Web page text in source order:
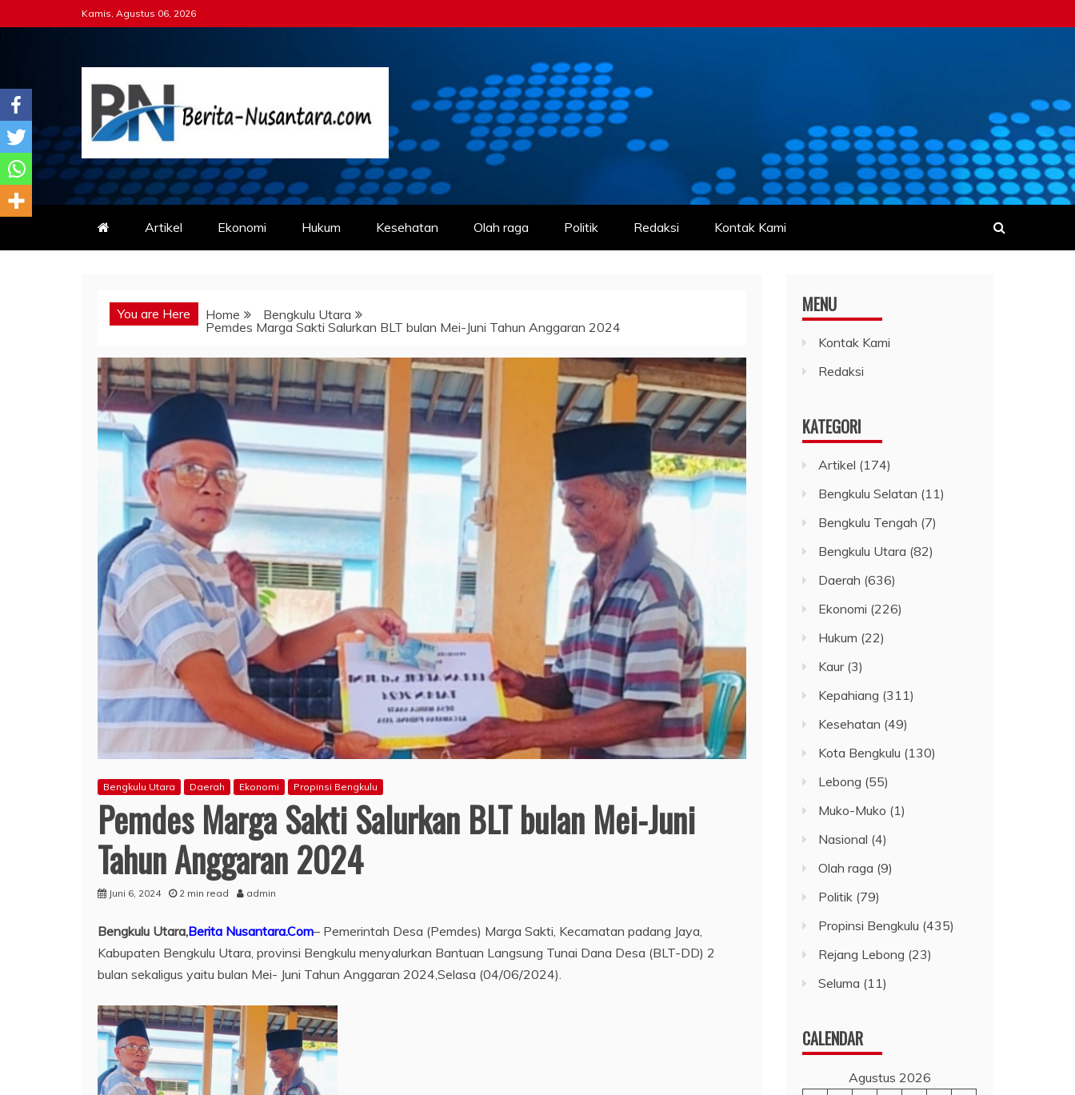
to
Kamis, Agustus 06, 2026
Berita-nusantara.com
Kabar Nusantara Terpercaya
Artikel Ekonomi Hukum Kesehatan Olah raga Politik Redaksi Kontak Kami
You are Here Home
Bengkulu Utara
Pemdes Marga Sakti Salurkan BLT bulan Mei-Juni Tahun Anggaran 2024
Bengkulu Utara Daerah Ekonomi Propinsi Bengkulu
Pemdes Marga Sakti Salurkan BLT bulan Mei-Juni
Tahun Anggaran 2024
Juni 6, 2024 2 min read admin
Bengkulu Utara,Berita Nusantara.Com– Pemerintah Desa (Pemdes) Marga Sakti, Kecamatan padang Jaya,
Kabupaten Bengkulu Utara, provinsi Bengkulu menyalurkan Bantuan Langsung Tunai Dana Desa (BLT-DD) 2
bulan sekaligus yaitu bulan Mei- Juni Tahun Anggaran 2024,Selasa (04/06/2024).
MENU
Kontak Kami
Redaksi
KATEGORI
Artikel (174)
Bengkulu Selatan (11)
Bengkulu Tengah (7)
Bengkulu Utara (82)
Daerah (636)
Ekonomi (226)
Hukum (22)
Kaur(3)
Kepahiang (311)
Kesehatan (49)
Kota Bengkulu (130)
Lebong (55)
Muko-Muko (1)
Nasional (4)
Olah raga (9)
Politik (79)
Propinsi Bengkulu (435)
Rejang Lebong (23)
Seluma (11)
CALENDAR
Agustus 2026